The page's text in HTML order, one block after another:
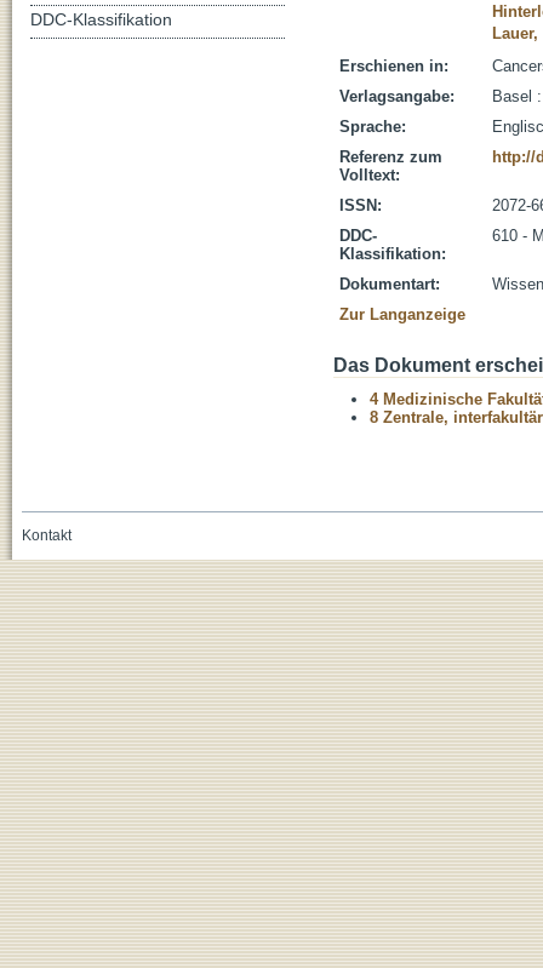
Erschienen in:
Verlagsangabe:
Basel
Sprache:
Referenz zum
Volltext:
http://
ISSN:
2072-
DDC-
Klassifikation:
610 -
Dokumentart:
Zur Langanzeige
Das Dokument
4 Medizinische
8 Zentrale,
DDC-Klassifikation
Kontakt